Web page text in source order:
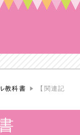
教科書
【関連記